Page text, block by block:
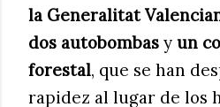
la Generalitat
dos autobombas y un
forestal, que se han
rapidez al lugar de los